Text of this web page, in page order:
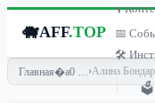
🐗AFF.TOP
🎙
📅
🛠
🗳
Главная ›Алина